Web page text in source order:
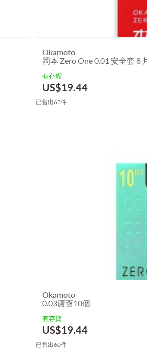
Okamoto
岡本 Zero One 0.01 安全套 8
有存貨
US$19.44
已售出63件
Okamoto
0.03蘆薈10個
有存貨
US$19.44
已售出60件